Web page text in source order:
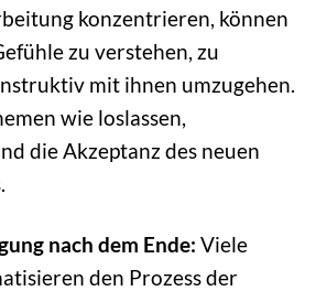
konzentrieren, können
zu verstehen, zu
mit ihnen umzugehen.
wie loslassen,
die Akzeptanz des neuen
nach dem Ende: Viele
den Prozess der